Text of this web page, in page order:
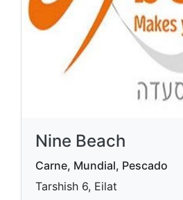
Nine Beach
Carne, Mundial, Pescado
Tarshish 6, Eilat